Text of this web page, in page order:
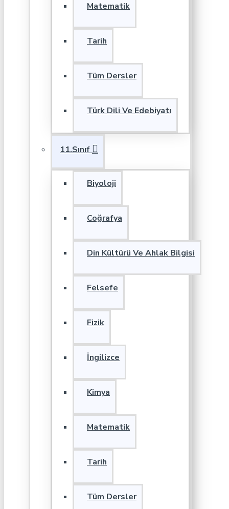
Matematik
Tarih
Tüm Dersler
Türk Dili Ve Edebiyatı
11.Sınıf
Biyoloji
Coğrafya
Din Kültürü Ve Ahlak Bilgisi
Felsefe
Fizik
İngilizce
Kimya
Matematik
Tarih
Tüm Dersler